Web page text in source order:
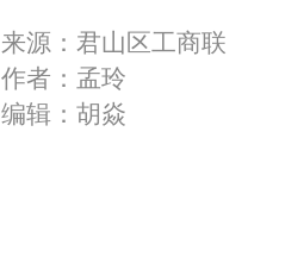
来源：君山区工商联
作者：孟玲
编辑：胡焱